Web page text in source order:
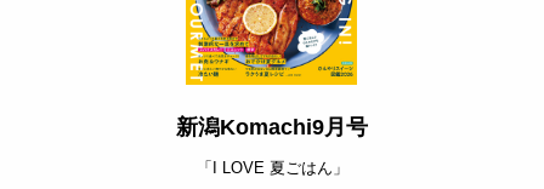
新潟Komachi9月号
「I LOVE 夏ごはん」